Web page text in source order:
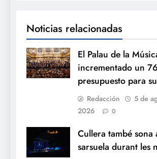
Noticias relacionadas
El Palau de la
incrementado un
presupuesto para
Redacción
5 de
2026
0
Cullera també sona
sarsuela durant les